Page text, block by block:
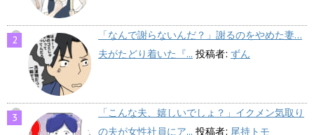
「なんで謝らないんだ？」謝るのをやめた妻…
夫がたどり着いた『... 投稿者: ずん
「こんな夫、嬉しいでしょ？」イクメン気取り
の夫が女性社員にア... 投稿者: 尾持トモ